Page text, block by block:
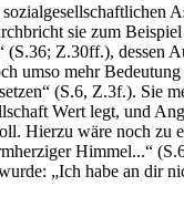
sie zum
Z.30ff.),
mehr
(S.6, Z.3f.). Sie
Wert legt, und
Hierzu wäre noch
Himmel...“
„Ich habe an dir